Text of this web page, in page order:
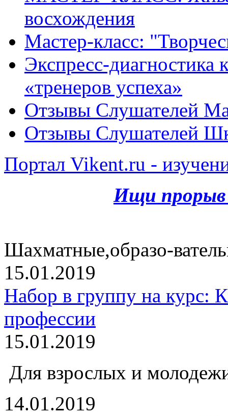
восхождения
Мастер-класс:
Экспресс-диагностика
«тренеров успеха»
Отзывы Слушателей
Отзывы Слушателей
Портал Vikent.ru -
Ищи прорыв
Шахматные,образо-
15.01.2019
Набор в группу на курс:
профессии
15.01.2019
Для взрослых и
14.01.2019